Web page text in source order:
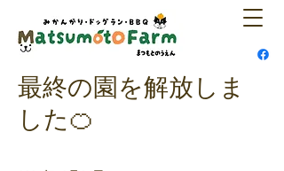
最終の園を解放しま
した🍊